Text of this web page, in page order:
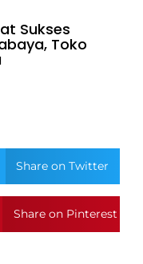
Sukses
, Toko
Share on Twitter
Share on Pinterest